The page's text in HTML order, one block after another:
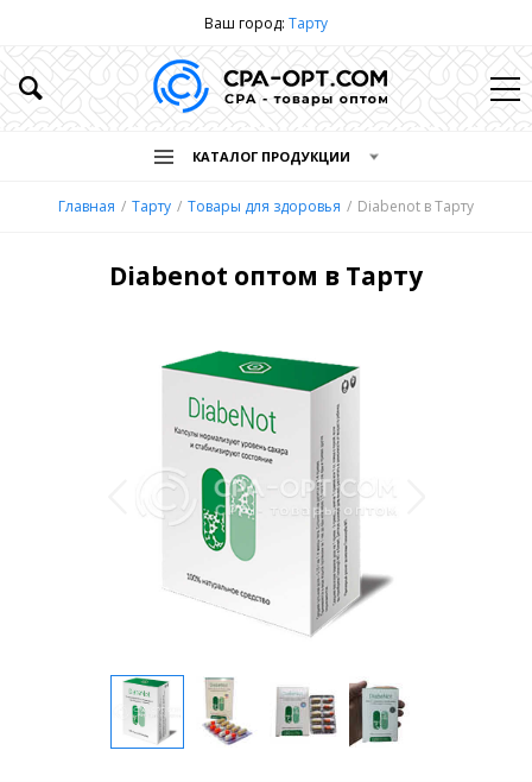
Ваш город: Тарту
КАТАЛОГ ПРОДУКЦИИ
Главная Тарту Товары для здоровья Diabenot в Тарту
Diabenot оптом в Тарту